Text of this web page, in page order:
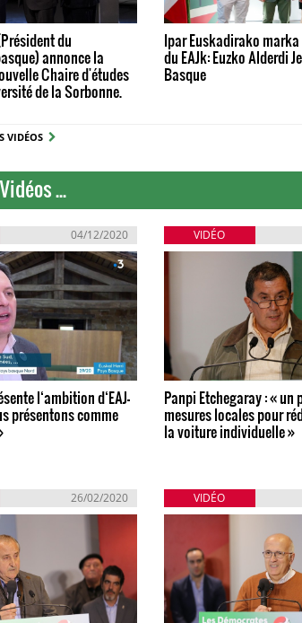
du
annonce la
Chaire d'études
de la Sorbonne.
Ipar Euskadirako
du EAJk: Euzko Alderdi
Basque
VIDÉOS
...
04/12/2020
l‘ambition d‘EAJ-
présentons comme
VIDÉO
Panpi Etchegaray : « un
mesures locales pour
la voiture individuelle »
26/02/2020 VIDÉO